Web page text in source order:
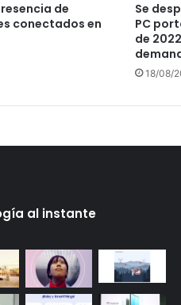
de
conectados en
Se
PC
de
18/08/
al instante